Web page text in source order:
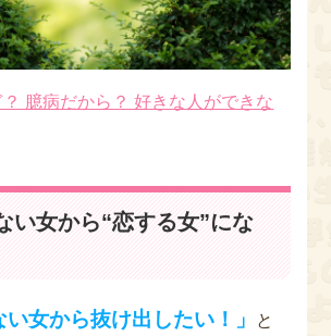
臆病だから？ 好きな人ができな
い女から“恋する女”にな
い女から抜け出したい！」
と